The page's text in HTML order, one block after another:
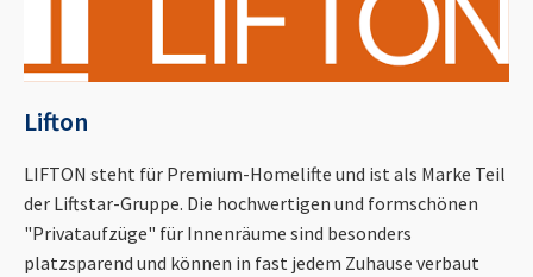
Lifton
LIFTON steht für Premium-Homelifte und ist als Marke Teil
der Liftstar-Gruppe. Die hochwertigen und formschönen
"Privataufzüge" für Innenräume sind besonders
platzsparend und können in fast jedem Zuhause verbaut